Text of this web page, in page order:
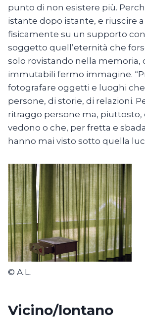
punto di non esistere più.
istante dopo istante, e riuscire
fisicamente su un supporto
soggetto quell’eternità che
solo rovistando nella memoria,
immutabili fermo immagine.
fotografare oggetti e luoghi
persone, di storie, di relazioni.
ritraggo persone ma, piuttosto,
vedono o che, per fretta e
hanno mai visto sotto quella
© A.L.
Vicino/lontano